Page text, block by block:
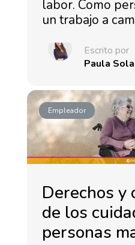
labor. Como
un trabajo a
Escrito por
Paula
Empleador
Derechos y
de los
personas